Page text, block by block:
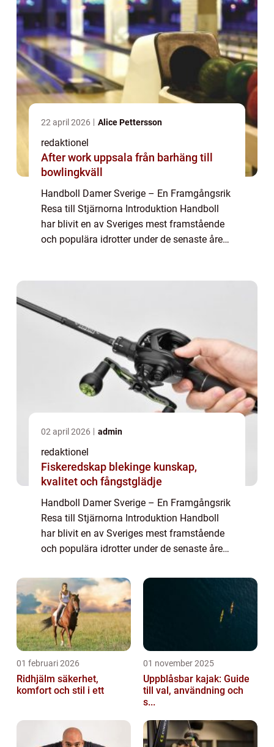
22 april 2026 Alice Pettersson
redaktionel
After work uppsala från barhäng till
bowlingkväll
Handboll Damer Sverige – En Framgångsrik
Resa till Stjärnorna Introduktion Handboll
har blivit en av Sveriges mest framstående
och populära idrotter under de senaste åren.
02 april 2026 admin
redaktionel
Fiskeredskap blekinge kunskap,
kvalitet och fångstglädje
Handboll Damer Sverige – En Framgångsrik
Resa till Stjärnorna Introduktion Handboll
har blivit en av Sveriges mest framstående
och populära idrotter under de senaste åren.
uppmärksamhet och har satt S...
01 februari 2026
Ridhjälm säkerhet,
komfort och stil i ett
01 november 2025
Uppblåsbar kajak: Guide
till val, användning och
s...